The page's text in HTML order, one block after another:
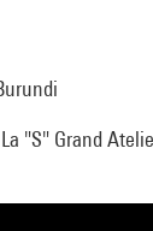
"S" Grand